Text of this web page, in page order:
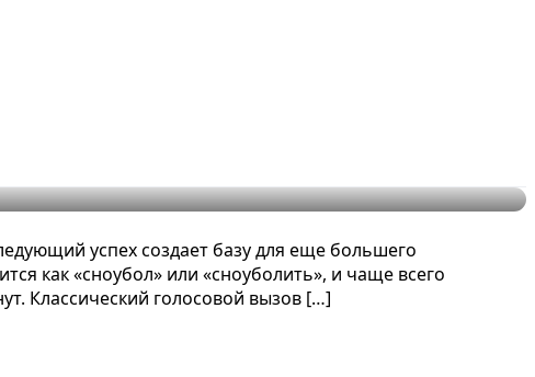
успех создает базу для еще большего
как «сноубол» или «сноуболить», и чаще всего
Классический голосовой вызов […]